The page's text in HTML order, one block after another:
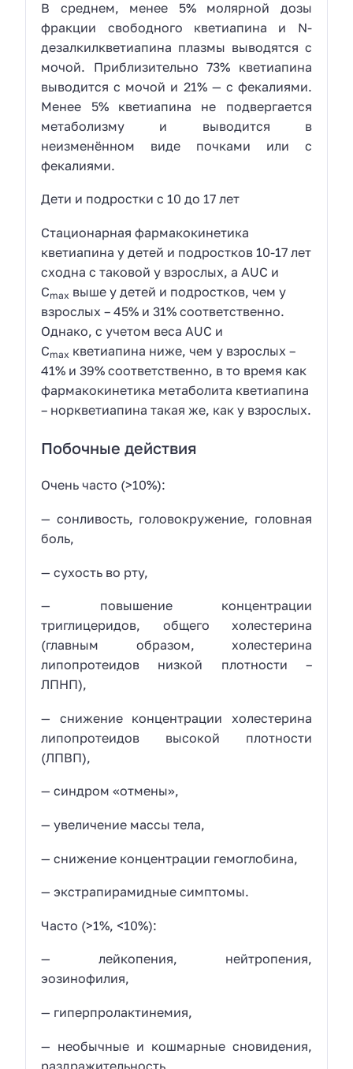
В среднем, менее 5% молярной дозы
фракции свободного кветиапина и N-
дезалкилкветиапина плазмы выводятся с
мочой. Приблизительно 73% кветиапина
выводится с мочой и 21% — с фекалиями.
Менее 5% кветиапина не подвергается
метаболизму и выводится в
неизменённом виде почками или с
фекалиями.
Дети и подростки с 10 до 17 лет
Стационарная фармакокинетика
кветиапина у детей и подростков 10-17 лет
сходна с таковой у взрослых, а AUC и
Cmax выше у детей и подростков, чем у
взрослых – 45% и 31% соответственно.
Однако, с учетом веса AUC и
Cmax кветиапина ниже, чем у взрослых –
41% и 39% соответственно, в то время как
фармакокинетика метаболита кветиапина
– норкветиапина такая же, как у взрослых.
Побочные действия
Очень часто (>10%):
— сонливость, головокружение, головная
боль,
— сухость во рту,
— повышение концентрации
триглицеридов, общего холестерина
(главным образом, холестерина
липопротеидов низкой плотности –
ЛПНП),
— снижение концентрации холестерина
липопротеидов высокой плотности
(ЛПВП),
— синдром «отмены»,
— увеличение массы тела,
— снижение концентрации гемоглобина,
— экстрапирамидные симптомы.
Часто (>1%, <10%):
— лейкопения, нейтропения,
эозинофилия,
— гиперпролактинемия,
— необычные и кошмарные сновидения,
раздражительность,